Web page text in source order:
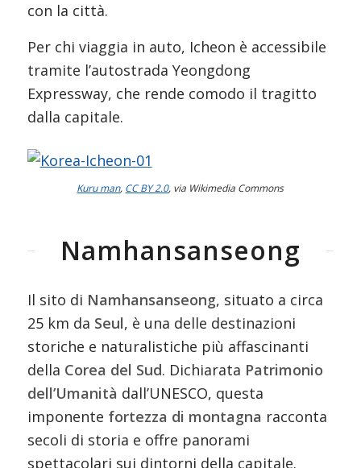
con la città.
Per chi viaggia in auto, Icheon è accessibile
tramite l’autostrada Yeongdong
Expressway, che rende comodo il tragitto
dalla capitale.
Kuru man, CC BY 2.0, via Wikimedia Commons
Namhansanseong
Il sito di Namhansanseong, situato a circa
25 km da Seul, è una delle destinazioni
storiche e naturalistiche più affascinanti
della Corea del Sud. Dichiarata Patrimonio
dell’Umanità dall’UNESCO, questa
imponente fortezza di montagna racconta
secoli di storia e offre panorami
spettacolari sui dintorni della capitale.